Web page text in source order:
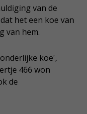
van de
het een koe van
van hem.
koe',
466 won
de